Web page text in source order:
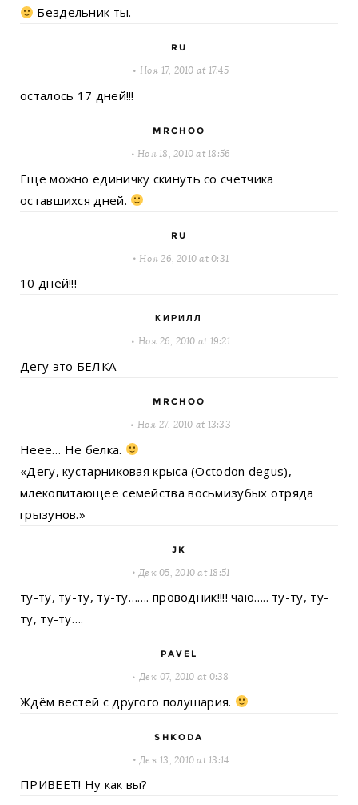
Бездельник ты.
RU
Ноя 17, 2010 at 17:45
осталось 17 дней!!!
MRCHOO
Ноя 18, 2010 at 18:56
Еще можно единичку скинуть со счетчика
оставшихся дней.
RU
Ноя 26, 2010 at 0:31
10 дней!!!
КИРИЛЛ
Ноя 26, 2010 at 19:21
Дегу это БЕЛКА
MRCHOO
Ноя 27, 2010 at 13:33
Неее… Не белка.
«Дегу, кустарниковая крыса (Octodon degus),
млекопитающее семейства восьмизубых отряда
грызунов.»
JK
Дек 05, 2010 at 18:51
ту-ту, ту-ту, ту-ту……. проводник!!!! чаю….. ту-ту, ту-
ту, ту-ту….
PAVEL
Дек 07, 2010 at 0:38
Ждём вестей с другого полушария.
SHKODA
Дек 13, 2010 at 13:14
ПРИВЕЕТ! Ну как вы?